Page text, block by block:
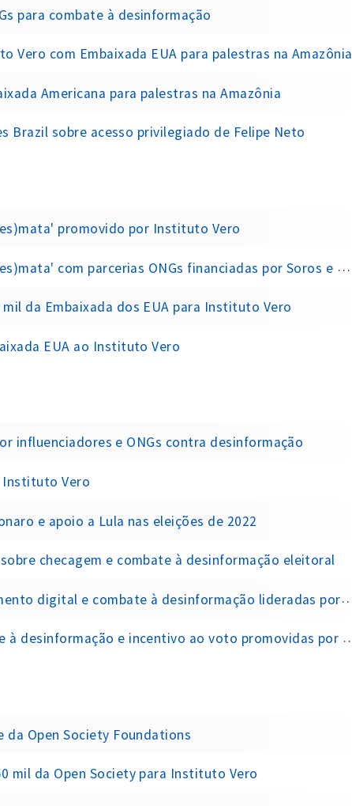
para combate à desinformação
Vero com Embaixada EUA para palestras na Amazônia
Americana para palestras na Amazônia
Brazil sobre acesso privilegiado de Felipe Neto
promovido por Instituto Vero
com parcerias ONGs financiadas por Soros e Ford
mil da Embaixada dos EUA para Instituto Vero
EUA ao Instituto Vero
influenciadores e ONGs contra desinformação
Instituto Vero
e apoio a Lula nas eleições de 2022
checagem e combate à desinformação eleitoral
e combate à desinformação lideradas por ONGs, artistas e influenciadores
e incentivo ao voto promovidas por canais do YouTube e blogueiros
da Open Society Foundations
mil da Open Society para Instituto Vero